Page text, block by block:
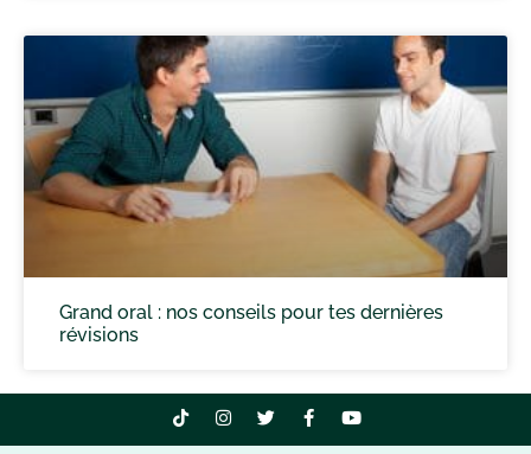
Grand oral : nos conseils pour tes dernières
révisions